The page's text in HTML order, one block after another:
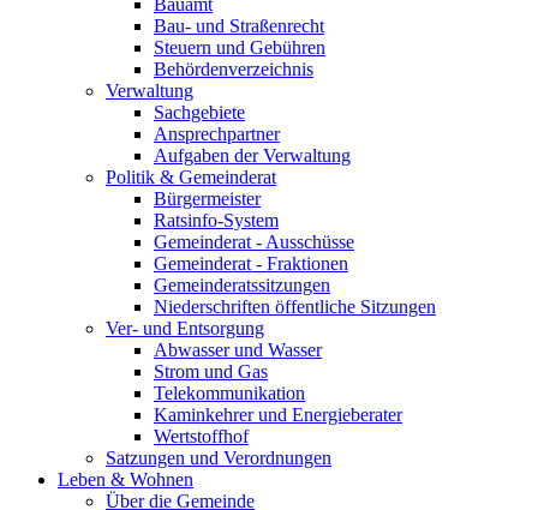
Bauamt
Bau- und Straßenrecht
Steuern und Gebühren
Behördenverzeichnis
Verwaltung
Sachgebiete
Ansprechpartner
Aufgaben der Verwaltung
Politik & Gemeinderat
Bürgermeister
Ratsinfo-System
Gemeinderat - Ausschüsse
Gemeinderat - Fraktionen
Gemeinderatssitzungen
Niederschriften öffentliche Sitzungen
Ver- und Entsorgung
Abwasser und Wasser
Strom und Gas
Telekommunikation
Kaminkehrer und Energieberater
Wertstoffhof
Satzungen und Verordnungen
Leben & Wohnen
Über die Gemeinde